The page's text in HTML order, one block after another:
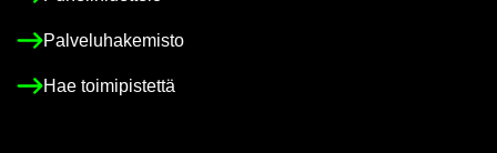
Pal­ve­lu­ha­ke­mis­to
Hae toi­mi­pis­tet­tä